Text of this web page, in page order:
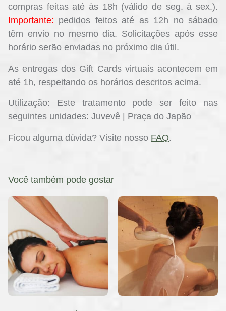
compras feitas até às 18h (válido de seg. à sex.).
Importante: pedidos feitos até as 12h no sábado
têm envio no mesmo dia. Solicitações após esse
horário serão enviadas no próximo dia útil.
As entregas dos Gift Cards virtuais acontecem em
até 1h, respeitando os horários descritos acima.
Utilização: Este tratamento pode ser feito nas
seguintes unidades: Juvevê | Praça do Japão
Ficou alguma dúvida? Visite nosso FAQ.
Você também pode gostar